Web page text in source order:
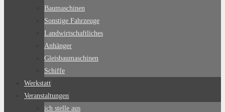
Baumaschinen
Sonstige Fahrzeuge
Landwirtschaftliches
Anhänger
Gleisbaumaschinen
Schiffe
Werkstatt
Veranstaltungen
ich stelle aus